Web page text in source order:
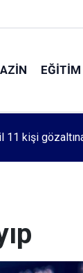
EĞITIM
aradı